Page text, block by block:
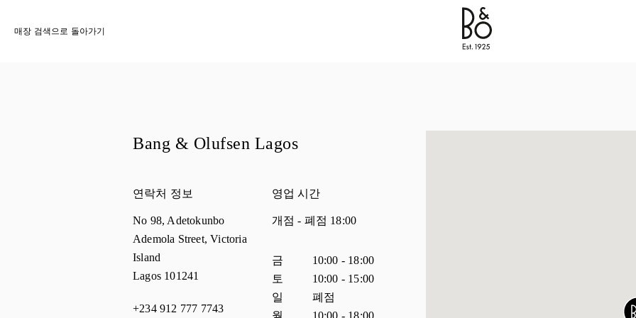
매장 검색으로 돌아가기
Bang & Olufsen - Exist to Create
Bang & Olufsen Lagos
연락처 정보
No 98, Adetokunbo
Ademola Street, Victoria
Island
Lagos 101241
+234 912 777 7743
영업 시간
개점- 폐점 18:00
요일 시간
금 10:00 - 18:00
토
10:00 - 15:00
일
폐점
월
10:00 - 18:00